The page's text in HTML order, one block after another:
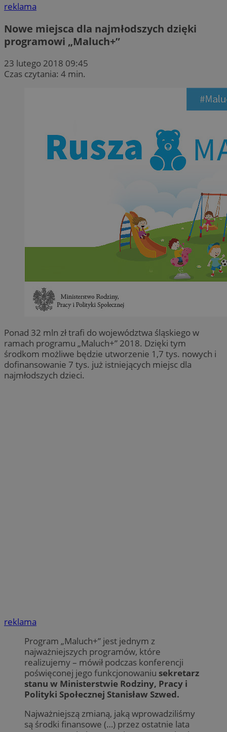
reklama
Nowe miejsca dla najmłodszych dzięki
programowi „Maluch+”
23 lutego 2018 09:45
Czas czytania: 4 min.
Ponad 32 mln zł trafi do województwa śląskiego w
ramach programu „Maluch+” 2018. Dzięki tym
środkom możliwe będzie utworzenie 1,7 tys. nowych i
dofinansowanie 7 tys. już istniejących miejsc dla
najmłodszych dzieci.
reklama
Program „Maluch+” jest jednym z
najważniejszych programów, które
realizujemy – mówił podczas konferencji
poświęconej jego funkcjonowaniu sekretarz
stanu w Ministerstwie Rodziny, Pracy i
Polityki Społecznej Stanisław Szwed.
Najważniejszą zmianą, jaką wprowadziliśmy
są środki finansowe (…) przez ostatnie lata